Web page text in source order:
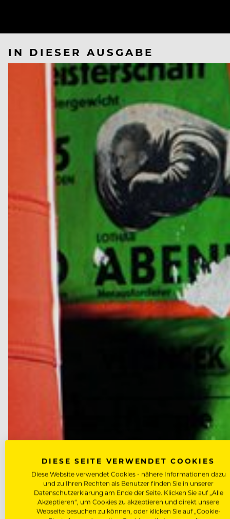
IN DIESER AUSGABE
DIESE SEITE VERWENDET COOKIES
Diese Website verwendet Cookies - nähere Informationen dazu
und zu Ihren Rechten als Benutzer finden Sie in unserer
Datenschutzerklärung am Ende der Seite. Klicken Sie auf „Alle
Akzeptieren“, um Cookies zu akzeptieren und direkt unsere
Webseite besuchen zu können, oder klicken Sie auf „Cookie-